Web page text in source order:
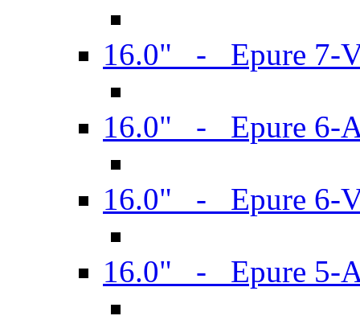
16.0" - Epure 7-
16.0" - Epure 6-
16.0" - Epure 6-
16.0" - Epure 5-